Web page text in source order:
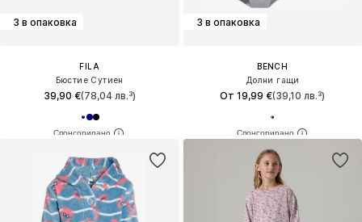
3 в опаковка
FILA
Бюстие Сутиен
39,90 €(78,04 лв.³)
3 в опаковка
BENCH
Долни гащи
От 19,99 €(39,10 лв.³)